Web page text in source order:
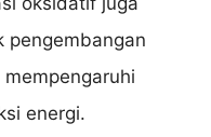
pengembangan
energi.